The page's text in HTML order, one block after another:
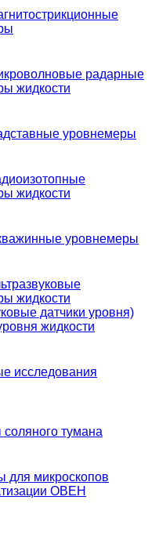
радарные
жидкости
уровнемеры
жидкости
уровнемеры
жидкости
датчики уровня)
жидкости
исследования
тумана
для микроскопов
ОВЕН